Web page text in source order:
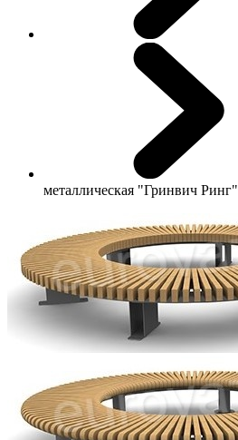
металлическая "Гринвич Ринг"